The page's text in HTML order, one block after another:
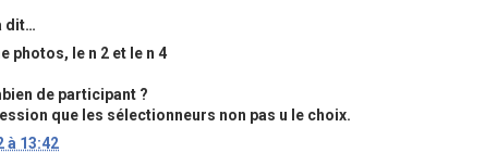
dit…
photos, le n 2 et le n 4
de participant ?
que les sélectionneurs non pas u le choix.
à 13:42